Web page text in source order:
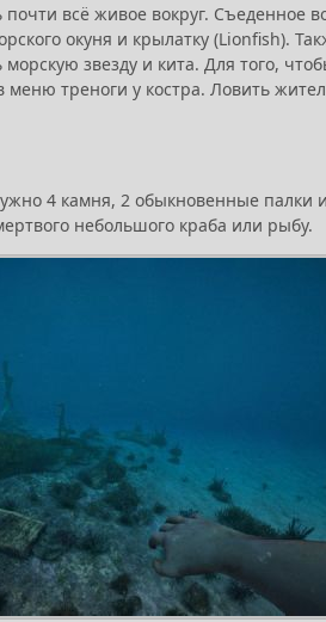
всё живое вокруг. Съеденное
окуня и крылатку (Lionfish).
звезду и кита. Для того,
треноги у костра. Ловить
4 камня, 2 обыкновенные палки
небольшого краба или рыбу.